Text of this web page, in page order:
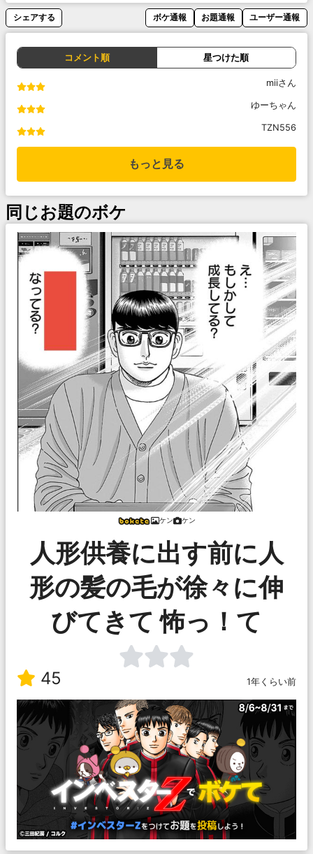
シェアする ボケ通報 お題通報 ユーザー通報
コメント順 星つけた順
miiさん
ゆーちゃん
TZN556
もっと見る
同じお題のボケ
ケン ケン
人形供養に出す前に人
形の髪の毛が徐々に伸
びてきて 怖っ！て
45 1年くらい前